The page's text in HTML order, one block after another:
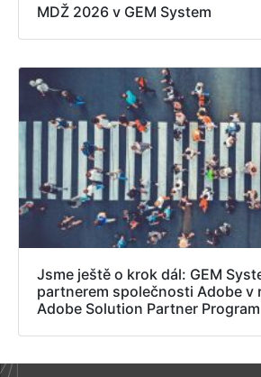
MDŽ 2026 v GEM System
Jsme ještě o krok dál: GEM
partnerem společnosti Adobe v
Adobe Solution Partner Program